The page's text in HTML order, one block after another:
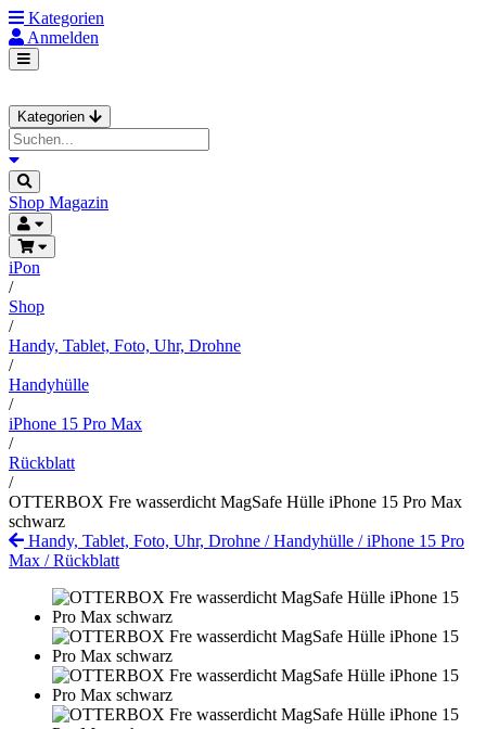
Kategorien
Anmelden
Kategorien
Shop Magazin
iPon
/
Shop
/
Handy, Tablet, Foto, Uhr, Drohne
/
Handyhülle
/
iPhone 15 Pro Max
/
Rückblatt
/
OTTERBOX Fre wasserdicht MagSafe Hülle iPhone 15 Pro Max
schwarz
Handy, Tablet, Foto, Uhr, Drohne /Handyhülle /iPhone 15 Pro
Max /Rückblatt